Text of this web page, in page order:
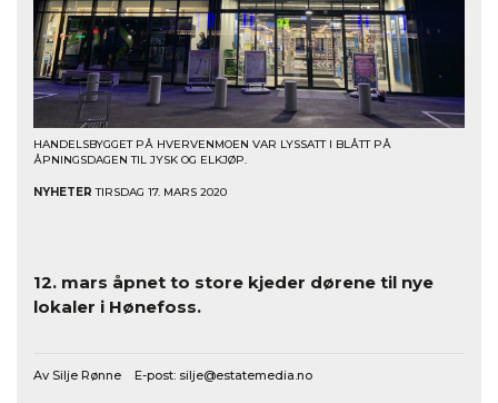
HANDELSBYGGET PÅ HVERVENMOEN VAR LYSSATT I BLÅTT PÅ
ÅPNINGSDAGEN TIL JYSK OG ELKJØP.
NYHETER TIRSDAG 17. MARS 2020
12. mars åpnet to store kjeder dørene til nye
lokaler i Hønefoss.
Av Silje Rønne E-post: silje@estatemedia.no